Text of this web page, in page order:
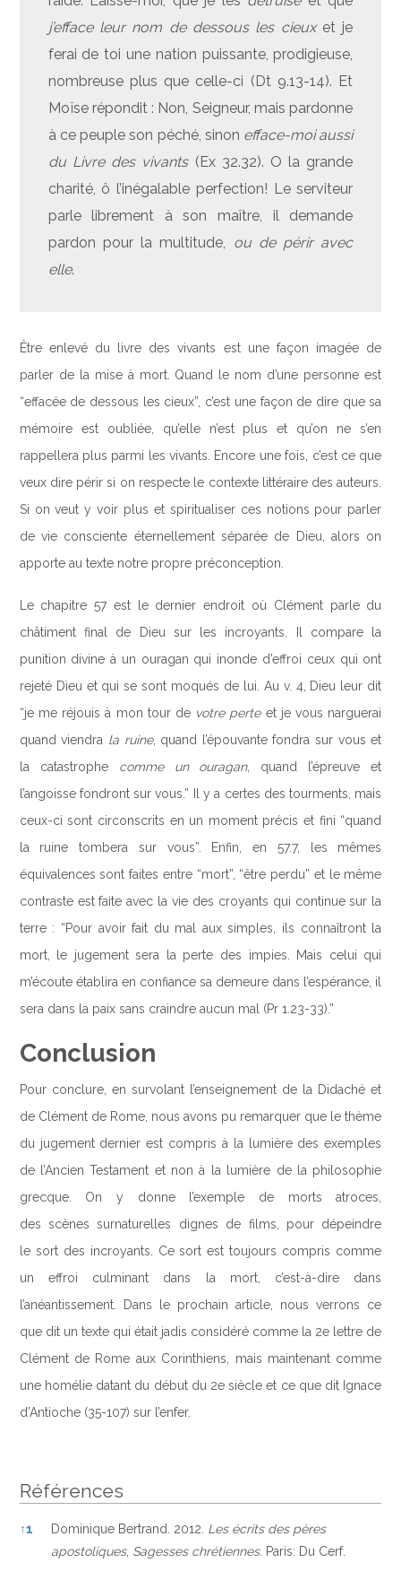
j’efface leur nom de dessous les cieux et je
ferai de toi une nation puissante, prodigieuse,
nombreuse plus que celle-ci (Dt 9.13-14). Et
Moïse répondit : Non, Seigneur, mais pardonne
à ce peuple son péché, sinon efface-moi aussi
du Livre des vivants(Ex 32.32). O la grande
charité, ô l’inégalable perfection! Le serviteur
parle librement à son maître, il demande
pardon pour la multitude, ou de périr avec
elle.
Être enlevé du livre des vivants est une façon imagée de
parler de la mise à mort. Quand le nom d’une personne est
“effacée de dessous les cieux”, c’est une façon de dire que sa
mémoire est oubliée, qu’elle n’est plus et qu’on ne s’en
rappellera plus parmi les vivants. Encore une fois, c’est ce que
veux dire périr si on respecte le contexte littéraire des auteurs.
Si on veut y voir plus et spiritualiser ces notions pour parler
de vie consciente éternellement séparée de Dieu, alors on
apporte au texte notre propre préconception.
Le chapitre 57 est le dernier endroit où Clément parle du
châtiment final de Dieu sur les incroyants. Il compare la
punition divine à un ouragan qui inonde d’effroi ceux qui ont
rejeté Dieu et qui se sont moqués de lui. Au v. 4, Dieu leur dit
“je me réjouis à mon tour de votre perteet je vous narguerai
quand viendra la ruine, quand l’épouvante fondra sur vous et
la catastrophe comme un ouragan, quand l’épreuve et
l’angoisse fondront sur vous.” Il y a certes des tourments, mais
ceux-ci sont circonscrits en un moment précis et fini “quand
la ruine tombera sur vous”. Enfin, en 57.7, les mêmes
équivalences sont faites entre “mort”, “être perdu” et le même
contraste est faite avec la vie des croyants qui continue sur la
terre : “Pour avoir fait du mal aux simples, ils connaîtront la
mort, le jugement sera la perte des impies. Mais celui qui
m’écoute établira en confiance sa demeure dans l’espérance, il
sera dans la paix sans craindre aucun mal (Pr 1.23-33).”
Conclusion
Pour conclure, en survolant l’enseignement de la Didaché et
de Clément de Rome, nous avons pu remarquer que le thème
du jugement dernier est compris à la lumière des exemples
de l’Ancien Testament et non à la lumière de la philosophie
grecque. On y donne l’exemple de morts atroces,
des scènes surnaturelles dignes de films, pour dépeindre
le sort des incroyants. Ce sort est toujours compris comme
un effroi culminant dans la mort, c’est-à-dire dans
l’anéantissement. Dans le prochain article, nous verrons ce
que dit un texte qui était jadis considéré comme la 2e lettre de
Clément de Rome aux Corinthiens, mais maintenant comme
une homélie datant du début du 2e siècle et ce que dit Ignace
d’Antioche (35-107) sur l’enfer.
Références
Références
↑1 Dominique Bertrand. 2012. Les écrits des pères
apostoliques, Sagesses chrétiennes. Paris: Du Cerf.